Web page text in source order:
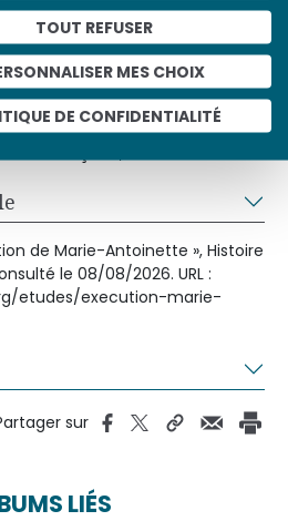
TOUT REFUSER
MES CHOIX
DE CONFIDENTIALITÉ
, Paris, Fayard, 1986.
de la Révolution française,
du Québec, 1989.
sculptures et dessins,
française, 1986.
de Marie-Antoinette », Histoire
le 08/08/2026. URL :
etudes/execution-marie-
sur
LIÉS